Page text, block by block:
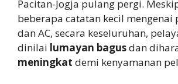
Pacitan-Jogja pulang pergi.
beberapa catatan kecil mengenai
dan AC, secara keseluruhan,
dinilai lumayan bagusdan
meningkat demi kenyamanan